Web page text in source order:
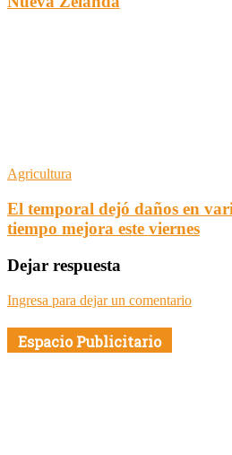
Agricultura
El temporal dejó daños en
tiempo mejora este viernes
Dejar respuesta
Ingresa para dejar un comentario
Espacio Publicitario